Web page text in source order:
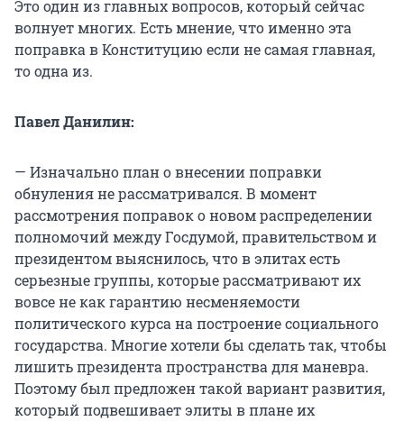
Это один из главных вопросов, который сейчас
волнует многих. Есть мнение, что именно эта
поправка в Конституцию если не самая главная,
то одна из.
Павел Данилин:
— Изначально план о внесении поправки
обнуления не рассматривался. В момент
рассмотрения поправок о новом распределении
полномочий между Госдумой, правительством и
президентом выяснилось, что в элитах есть
серьезные группы, которые рассматривают их
вовсе не как гарантию несменяемости
политического курса на построение социального
государства. Многие хотели бы сделать так, чтобы
лишить президента пространства для маневра.
Поэтому был предложен такой вариант развития,
который подвешивает элиты в плане их